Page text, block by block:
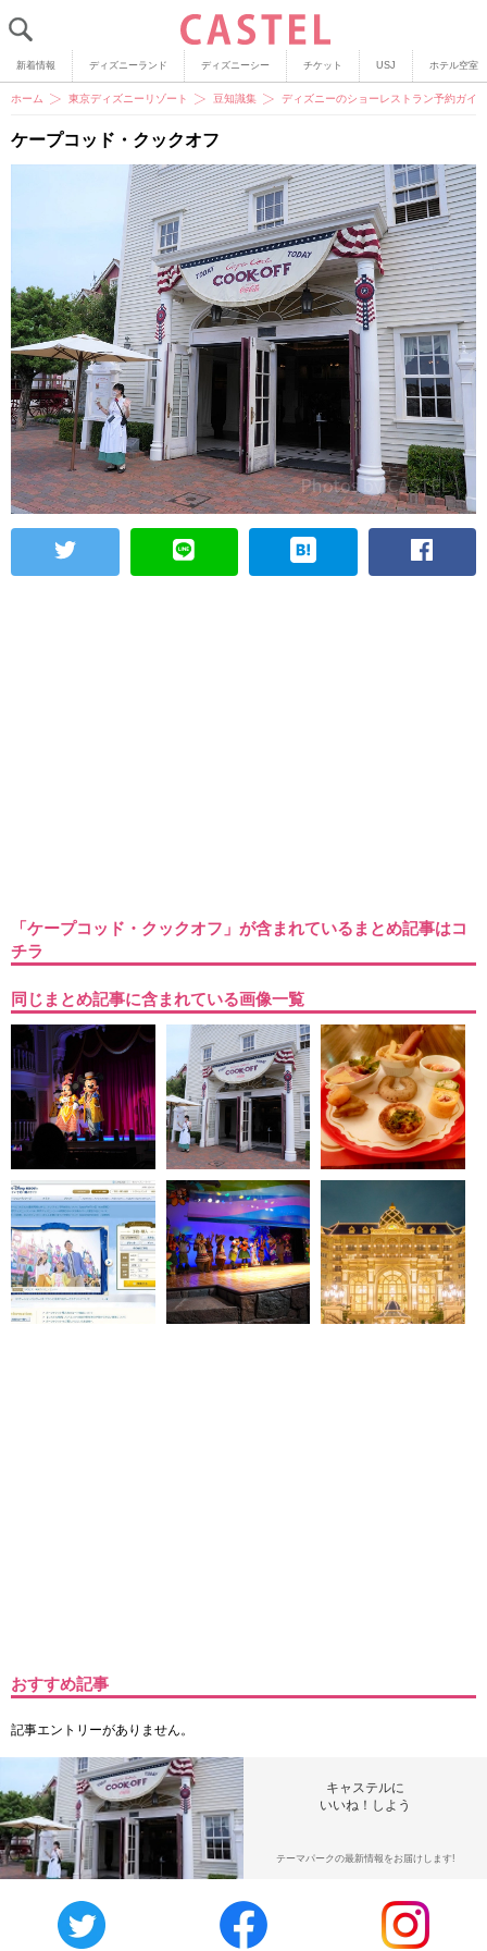
新着情報 ディズニーランド ディズニーシー チケット USJ ホテル空室
ホーム 東京ディズニーリゾート 豆知識集 ディズニーのショーレストラン予約ガイ
ケープコッド・クックオフ
「ケープコッド・クックオフ」が含まれているまとめ記事はコ
チラ
同じまとめ記事に含まれている画像一覧
おすすめ記事
記事エントリーがありません。
キャステルに
いいね！しよう
テーマパークの最新情報をお届けします!